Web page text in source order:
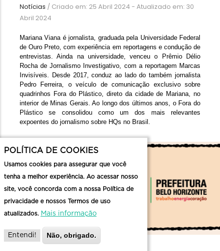
Notícias / Criado em: 25 Abril 2024 - Atualizado em: 30
Abril 2024
Mariana Viana é jornalista, graduada pela Universidade Federal
de Ouro Preto, com experiência em reportagens e condução de
entrevistas. Ainda na universidade, venceu o Prêmio Délio
Rocha de Jornalismo Investigativo, com a reportagem Marcas
Invisíveis. Desde 2017, conduz ao lado do também jornalista
Pedro Ferreira, o veículo de comunicação exclusivo sobre
quadrinhos Fora do Plástico, direto da cidade de Mariana, no
interior de Minas Gerais. Ao longo dos últimos anos, o Fora do
Plástico se consolidou como um dos mais relevantes
expoentes do jornalismo sobre HQs no Brasil.
POLÍTICA DE COOKIES
Usamos cookies para assegurar que você
tenha a melhor experiência. Ao acessar nosso
site, você concorda com a nossa Política de
privacidade e nossos Termos de uso
atualizados. Mais informação
Entendi! Não, obrigado.